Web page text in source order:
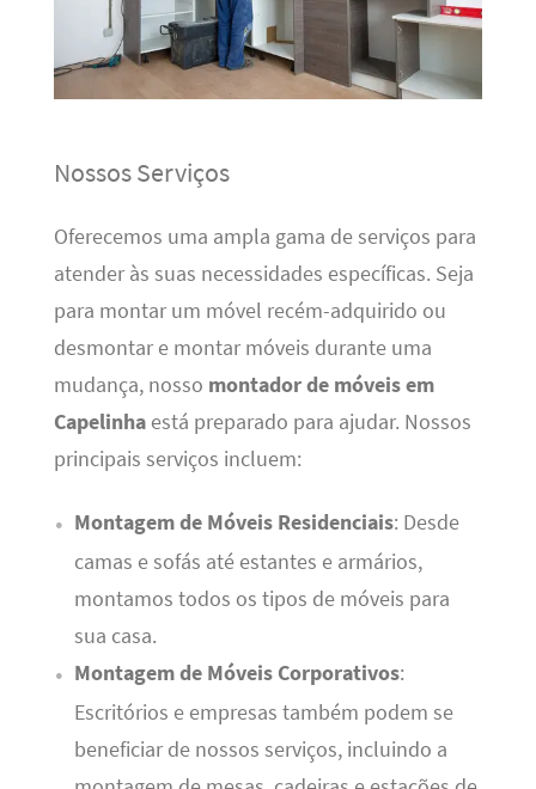
Nossos Serviços
Oferecemos uma ampla gama de serviços para
atender às suas necessidades específicas. Seja
para montar um móvel recém-adquirido ou
desmontar e montar móveis durante uma
mudança, nosso montador de móveis em
Capelinhaestá preparado para ajudar. Nossos
principais serviços incluem:
Montagem de Móveis Residenciais: Desde
camas e sofás até estantes e armários,
montamos todos os tipos de móveis para
sua casa.
Montagem de Móveis Corporativos:
Escritórios e empresas também podem se
beneficiar de nossos serviços, incluindo a